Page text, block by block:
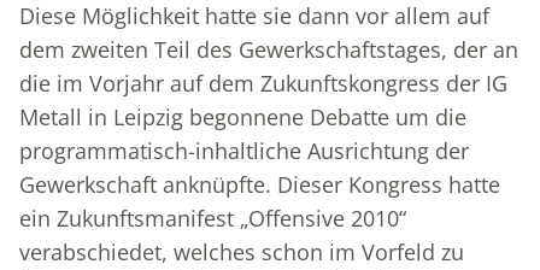
Diese Möglichkeit hatte sie dann vor allem auf
dem zweiten Teil des Gewerkschaftstages, der an
die im Vorjahr auf dem Zukunftskongress der IG
Metall in Leipzig begonnene Debatte um die
programmatisch-inhaltliche Ausrichtung der
Gewerkschaft anknüpfte. Dieser Kongress hatte
ein Zukunftsmanifest „Offensive 2010“
verabschiedet, welches schon im Vorfeld zu